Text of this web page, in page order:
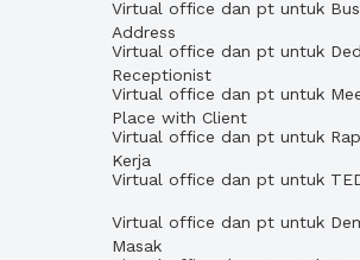
Virtual office dan pt untuk
Address
Virtual office dan pt untuk
Receptionist
Virtual office dan pt untuk
Place with Client
Virtual office dan pt untuk
Kerja
Virtual office dan pt untuk
Virtual office dan pt untuk
Masak